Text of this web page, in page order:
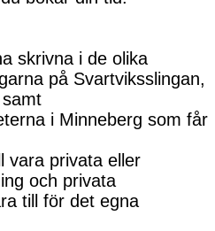
skrivna i de olika
på Svartviksslingan,
i Minneberg som får
vara privata eller
och privata
till för det egna